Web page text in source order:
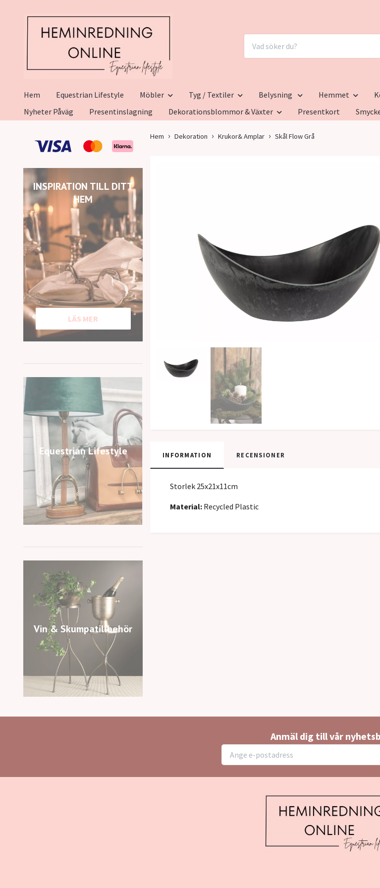
Hem Equestrian Lifestyle Möbler Tyg / Textiler Belysning Hemmet
Nyheter Påväg
Presentinslagning Dekorationsblommor & Växter Presentkort
INSPIRATION TILL DITT
HEM
LÄS MER
Equestrian Lifestyle
Vin & Skumpatillbehör
Hem Dekoration Krukor& Amplar Skål Flow Grå
INFORMATION RECENSIONER
Storlek 25x21x11cm
Material: Recycled Plastic
Anmäl dig till vår